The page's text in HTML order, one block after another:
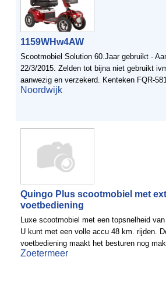
1159WHw4AW
Scootmobiel Solution 60.Jaar gebruikt -
22/3/2015. Zelden tot bijna niet gebruikt
aanwezig en verzekerd. Kenteken FQR-
bieden vanaf 2.000.SpecificatiesDe
Noordwijk
Quingo Plus scootmobiel met
voetbediening
Luxe scootmobiel met een topsnelheid
U kunt met een volle accu 48 km. rijden.
voetbediening maakt het besturen nog
scootmobiel is uit 2014 en heeft slechts 23
Zoetermeer